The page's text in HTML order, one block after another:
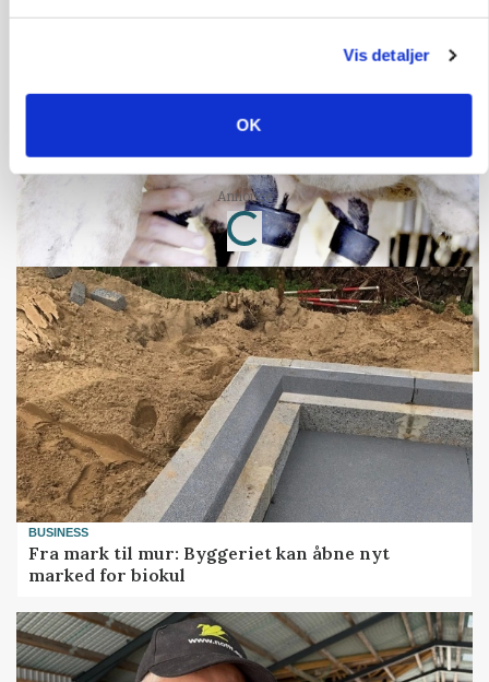
Vis detaljer
OK
Ejer eller medejer? Nyt tv-format udfordrer
Annonce
Loading...
BUSINESS
Fra mark til mur: Byggeriet kan åbne nyt
marked for biokul